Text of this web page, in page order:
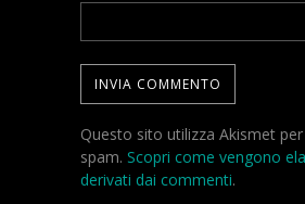
Questo sito utilizza Akismet
spam. Scopri come vengono
derivati dai commenti.